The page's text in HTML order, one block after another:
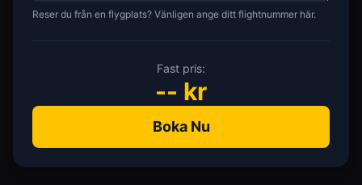
Reser du från en flygplats? Vänligen ange ditt flightnummer här.
Fast pris:
-- kr
Boka Nu